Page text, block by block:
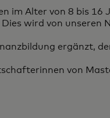
im Alter von 8 bis 16
wird von unseren
ergänzt,
von